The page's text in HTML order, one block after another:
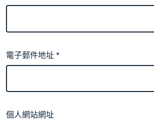
電子郵件地址*
個人網站網址